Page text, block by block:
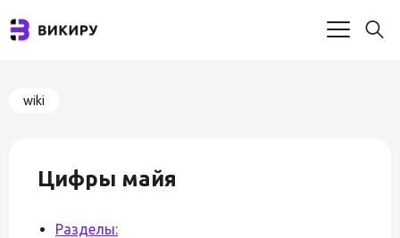
wiki
Цифры майя
Разделы: